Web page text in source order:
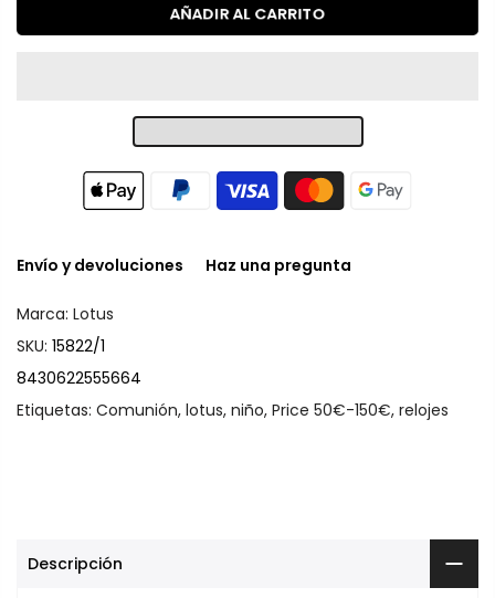
AÑADIR AL CARRITO
Envío y devoluciones Haz una pregunta
Marca: Lotus
SKU: 15822/1
8430622555664
Etiquetas: Comunión, lotus, niño, Price 50€-150€, relojes
Descripción